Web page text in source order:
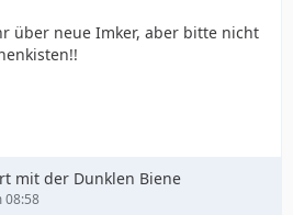
über neue Imker, aber bitte nicht
mit der Dunklen Biene
08:58